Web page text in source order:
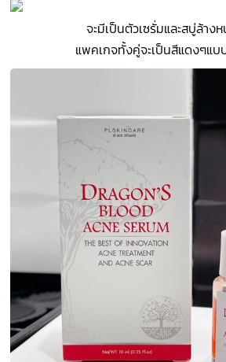
จะมีเป็นตัวเซรั่มและสบู่ล้างห
แพคเกจทั้งคู่จะเป็นสีแดงๆแบ